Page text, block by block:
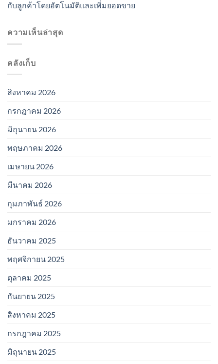
กับลูกค้าโดยอัตโนมัติและเพิ่มยอดขาย
ความเห็นล่าสุด
คลังเก็บ
สิงหาคม 2026
กรกฎาคม 2026
มิถุนายน 2026
พฤษภาคม 2026
เมษายน 2026
มีนาคม 2026
กุมภาพันธ์ 2026
มกราคม 2026
ธันวาคม 2025
พฤศจิกายน 2025
ตุลาคม 2025
กันยายน 2025
สิงหาคม 2025
กรกฎาคม 2025
มิถุนายน 2025